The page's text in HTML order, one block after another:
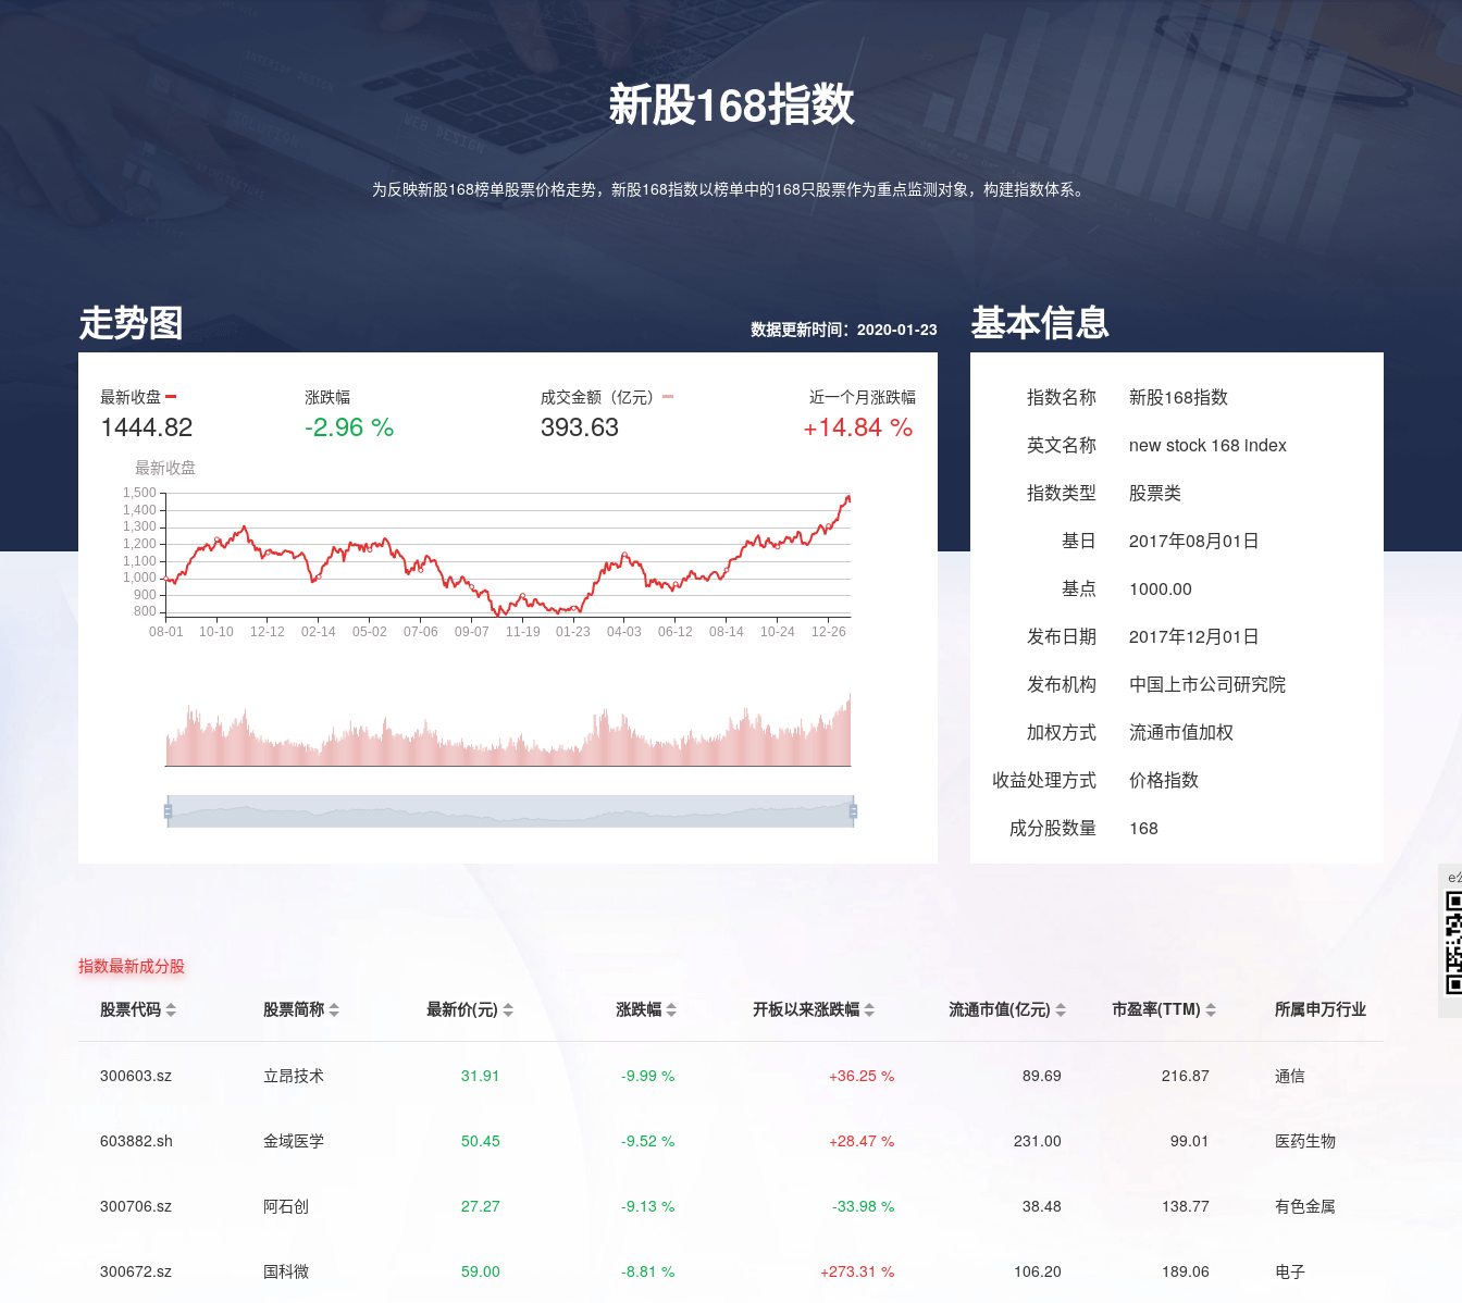
新股168指数
为反映新股168榜单股票价格走势，新股168指数以榜单中的168只股票作为重点监测对象，构建指数体系。
走势图 数据更新时间：2020-01-23
最新收盘
1444.82
涨跌幅
-2.96 %
成交金额（亿元）
393.63
近一个月涨跌幅
+14.84 %
基本信息
指数名称
新股168指数
英文名称
new stock 168 index
指数类型
股票类
基日
2017年08月01日
基点
1000.00
发布日期
2017年12月01日
发布机构
中国上市公司研究院
加权方式
流通市值加权
收益处理方式
价格指数
成分股数量
168
指数最新成分股
股票代码
股票简称 最新价(元) 涨跌幅 开板以来涨跌幅 流通市值(亿元) 市盈率(TTM) 所属申万行业
300603.sz 立昂技术 31.91 -9.99 % +36.25 % 89.69 216.87 通信
603882.sh 金域医学 50.45 -9.52 % +28.47 % 231.00 99.01 医药生物
300706.sz 阿石创 27.27 -9.13 % -33.98 % 38.48 138.77 有色金属
300672.sz 国科微 59.00 -8.81 % +273.31 % 106.20 189.06 电子